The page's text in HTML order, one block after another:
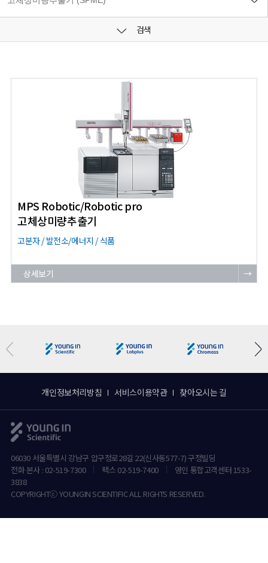
검색
MPS Robotic/Robotic pro
고체상미량추출기
고분자 / 발전소/에너지 / 식품
상세보기 →
개인정보처리방침 서비스이용약관 찾아오시는 길
06030 서울특별시 강남구 압구정로28길 22(신사동577-7) 구정빌딩
전화 본사 : 02-519-7300
팩스 02-519-7400
영인 통합고객센터 1533-
3838
COPYRIGHTⓒ YOUNGIN SCIENTIFIC ALL RIGHTS RESERVED.